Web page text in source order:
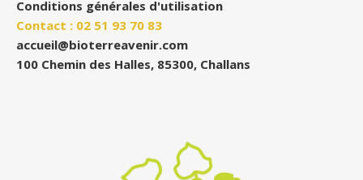
Conditions générales d'utilisation
Contact : 02 51 93 70 83
accueil@bioterreavenir.com
100 Chemin des Halles, 85300, Challans